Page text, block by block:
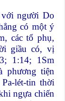
người Do
có một ý
các tổ phụ,
giầu có, vị
1:14; 1Sm
phương tiện
lét-tin thời
ngựa chiến